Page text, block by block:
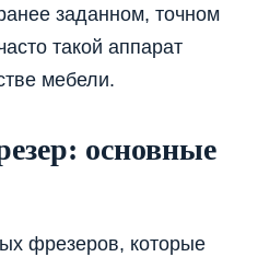
заданном, точном
такой аппарат
мебели.
основные
фрезеров, которые